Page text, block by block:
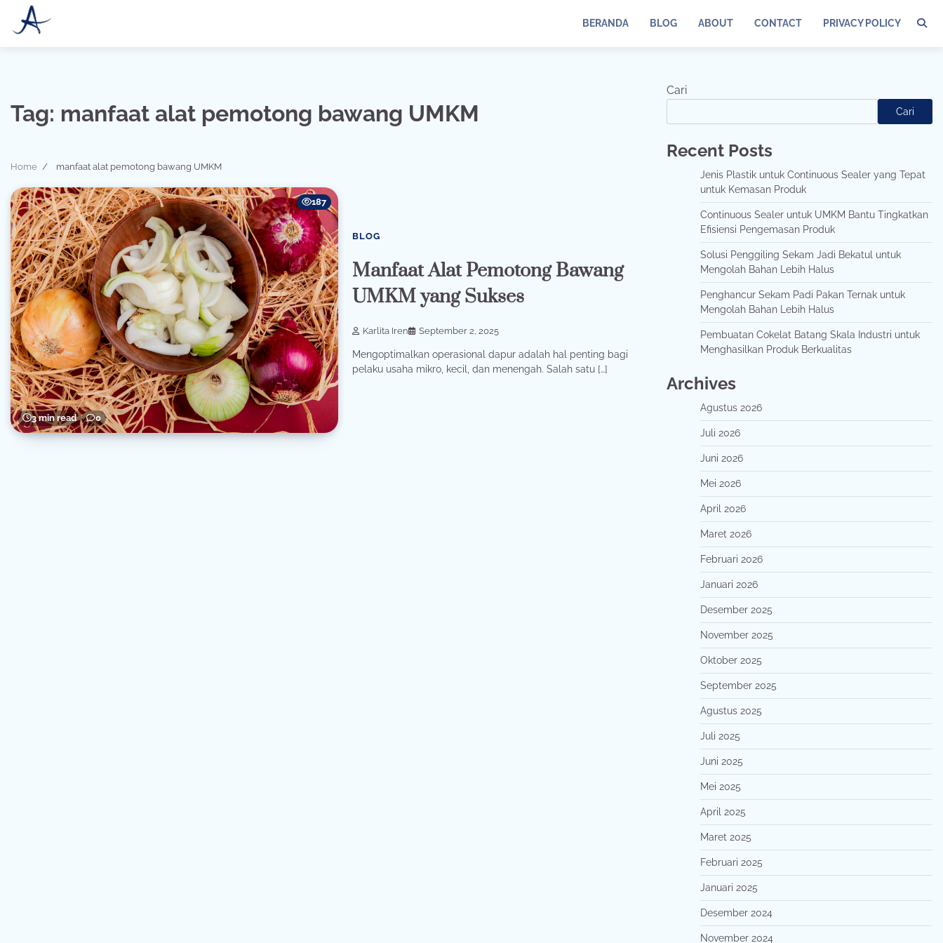
BERANDA BLOG ABOUT CONTACT PRIVACY POLICY
Tag: manfaat alat pemotong bawang UMKM
Home manfaat alat pemotong bawang UMKM
3 min read 0
187
BLOG
Manfaat Alat Pemotong Bawang
UMKM yang Sukses
Karlita Iren September 2, 2025
Mengoptimalkan operasional dapur adalah hal penting bagi
pelaku usaha mikro, kecil, dan menengah. Salah satu […]
Cari
Cari
Recent Posts
Jenis Plastik untuk Continuous Sealer yang Tepat
untuk Kemasan Produk
Continuous Sealer untuk UMKM Bantu Tingkatkan
Efisiensi Pengemasan Produk
Solusi Penggiling Sekam Jadi Bekatul untuk
Mengolah Bahan Lebih Halus
Penghancur Sekam Padi Pakan Ternak untuk
Mengolah Bahan Lebih Halus
Pembuatan Cokelat Batang Skala Industri untuk
Menghasilkan Produk Berkualitas
Archives
Agustus 2026
Juli 2026
Juni 2026
Mei 2026
April 2026
Maret 2026
Februari 2026
Januari 2026
Desember 2025
November 2025
Oktober 2025
September 2025
Agustus 2025
Juli 2025
Juni 2025
Mei 2025
April 2025
Maret 2025
Februari 2025
Januari 2025
Desember 2024
November 2024